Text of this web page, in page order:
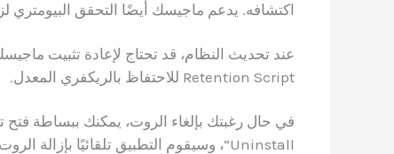
اكتشافه. يدعم ماجيسك أيضًا التحقق البيومتري
Retention Script للاحتفاظ بالريكفري المعدل.
Uninstall”، وسيقوم التطبيق تلقائيًا بإزالة الروت وإعادة تشغيل الهاتف.